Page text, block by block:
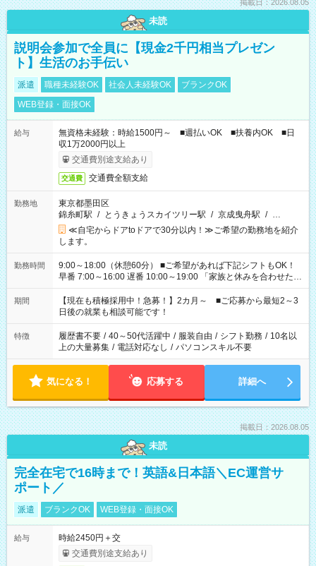
掲載日：2026.08.05
未読
説明会参加で全員に【現金2千円相当プレゼン
ト】生活のお手伝い
派遣 職種未経験OK 社会人未経験OK
ブランクOK
WEB登録・面接OK
給与
無資格未経験：時給1500円～ ■週払いOK ■扶養内OK ■日
収1万2000円以上
交通費別途支給あり
交通費 交通費全額支給
勤務地
東京都墨田区
錦糸町駅 / とうきょうスカイツリー駅 / 京成曳舟駅 / …
≪自宅からドアtoドアで30分以内！≫ご希望の勤務地を紹介
します。
勤務時間
9:00～18:00（休憩60分） ■ご希望があれば下記シフトもOK！
早番 7:00～16:00 遅番 10:00～19:00 「家族と休みを合わせた
い」 「余裕を持って夕飯の準備がしたい」 「できれば残業はし
たくない」 など、ご希望を教えてくださいね。 ※Wワーク希望
の方へ 今ご覧のお仕事で希望する勤務時間と、もう1つのお仕事
の勤務時間。 合計で週40時間を超える場合は応募できません。
期間
【現在も積極採用中！急募！】2カ月～ ■ご応募から最短2～3
日後の就業も相談可能です！
特徴 履歴書不要 / 40～50代活躍中 / 服装自由 / シフト勤務 / 10名以
上の大量募集 / 電話対応なし / パソコンスキル不要
気になる！ 応募する 詳細へ
掲載日：2026.08.05
未読
完全在宅で16時まで！英語&日本語＼EC運営サ
ポート／
派遣 ブランクOK WEB登録・面接OK
給与
時給2450円＋交
交通費別途支給あり